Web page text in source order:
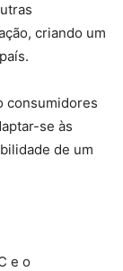
criando um
consumidores
se às
de um
e o